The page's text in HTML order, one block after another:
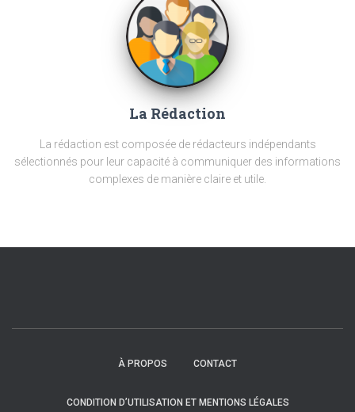
La Rédaction
La rédaction est composée de rédacteurs indépendants
sélectionnés pour leur capacité à communiquer des informations
complexes de manière claire et utile.
À PROPOS CONTACT
CONDITION D’UTILISATION ET MENTIONS LÉGALES